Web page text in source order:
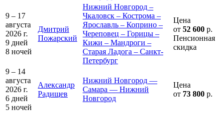
9 – 17
августа
2026 г.
9 дней
8 ночей
Дмитрий
Пожарский
Нижний Новгород –
Чкаловск – Кострома –
Ярославль – Коприно –
Череповец – Горицы –
Кижи – Мандроги –
Старая Ладога – Санкт-
Петербург
Цена
от 52 600 р.
Пенсионная
скидка
9 – 14
августа
2026 г.
6 дней
5 ночей
Александр
Радищев
Нижний Новгород —
Самара — Нижний
Новгород
Цена
от 73 800 р.